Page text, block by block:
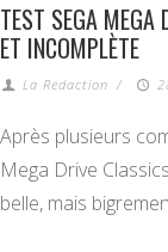
TEST SEGA MEGA
ET INCOMPLÈTE
La Redaction /
Après plusieurs
Mega Drive
belle, mais